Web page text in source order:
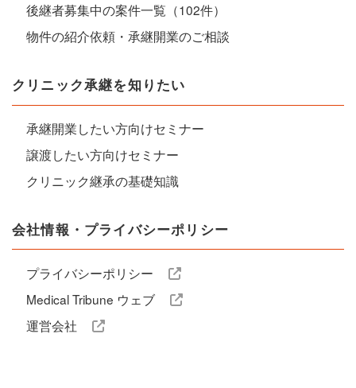
後継者募集中の案件一覧（102件）
物件の紹介依頼・承継開業のご相談
クリニック承継を知りたい
承継開業したい方向けセミナー
譲渡したい方向けセミナー
クリニック継承の基礎知識
会社情報・プライバシーポリシー
プライバシーポリシー
Medical Tribune ウェブ
運営会社